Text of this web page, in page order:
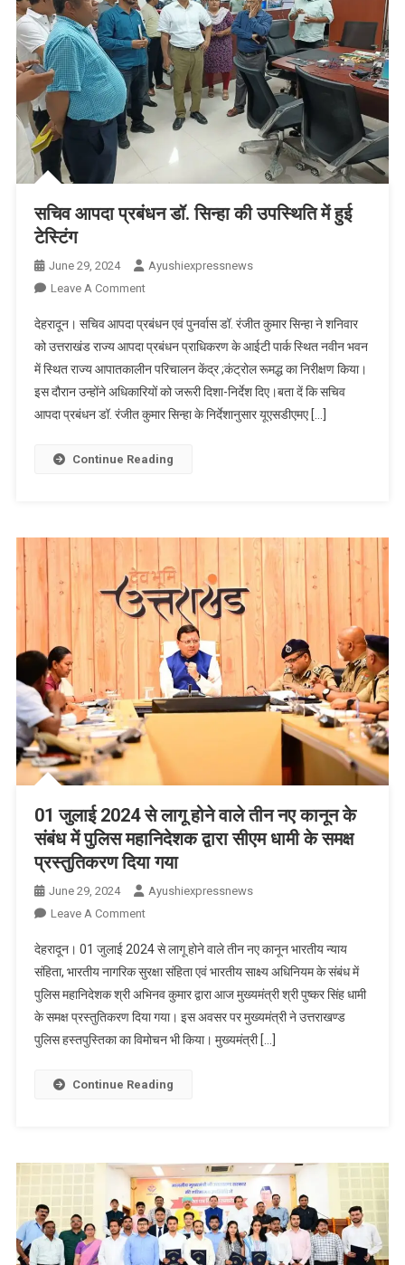
और
श्री
परवेजुल
हसन
आज
सेवानिवृत
हुए
सचिव आपदा प्रबंधन डॉ. सिन्हा की उपस्थिति में हुई
टेस्टिंग
June 29, 2024
Ayushiexpressnews
Leave A CommentOn
आपदा
प्रबंधन
डॉ.
सिन्हा
की
में
देहरादून। सचिव आपदा प्रबंधन एवं पुनर्वास डॉ. रंजीत कुमार सिन्हा ने शनिवार
को उत्तराखंड राज्य आपदा प्रबंधन प्राधिकरण के आईटी पार्क स्थित नवीन भवन
में स्थित राज्य आपातकालीन परिचालन केंद्र ;कंट्रोल रूमद्ध का निरीक्षण किया।
इस दौरान उन्होंने अधिकारियों को जरूरी दिशा-निर्देश दिए।बता दें कि सचिव
आपदा प्रबंधन डॉ. रंजीत कुमार सिन्हा के निर्देशानुसार यूएसडीएमए […]
Continue Reading
01 जुलाई 2024 से लागू होने वाले तीन नए कानून के
संबंध में पुलिस महानिदेशक द्वारा सीएम धामी के समक्ष
प्रस्तुतिकरण दिया गया
June 29, 2024
Ayushiexpressnews
Leave A CommentOn
जुलाई
2024
से
लागू
होने
तीन
संबंध
में
पुलिस
महानिदेशक
द्वारा
देहरादून। 01 जुलाई 2024 से लागू होने वाले तीन नए कानून भारतीय न्याय
संहिता, भारतीय नागरिक सुरक्षा संहिता एवं भारतीय साक्ष्य अधिनियम के संबंध में
पुलिस महानिदेशक श्री अभिनव कुमार द्वारा आज मुख्यमंत्री श्री पुष्कर सिंह धामी
के समक्ष प्रस्तुतिकरण दिया गया। इस अवसर पर मुख्यमंत्री ने उत्तराखण्ड
पुलिस हस्तपुस्तिका का विमोचन भी किया। मुख्यमंत्री […]
Continue Reading